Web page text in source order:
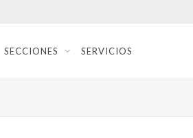
SECCIONES SERVICIOS